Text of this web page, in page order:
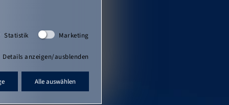
Statistik Marketing
Details anzeigen/ausblenden
Alle auswählen